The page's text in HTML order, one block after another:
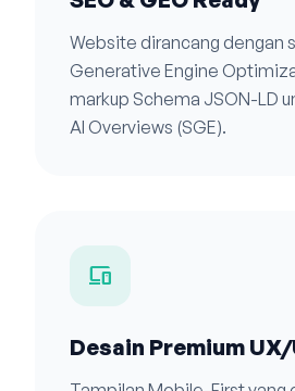
Website dirancang dengan
Generative Engine
markup Schema JSON-LD
AI Overviews (SGE).
devices
Desain Premium UX/